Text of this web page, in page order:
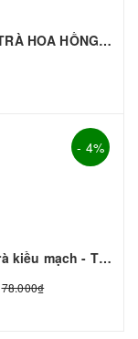
COMBO TRÀ HOA HỒNG - Thơm Ngon Mê Ly
- 4%
Combo trà kiều mạch - TC đen
78.000₫